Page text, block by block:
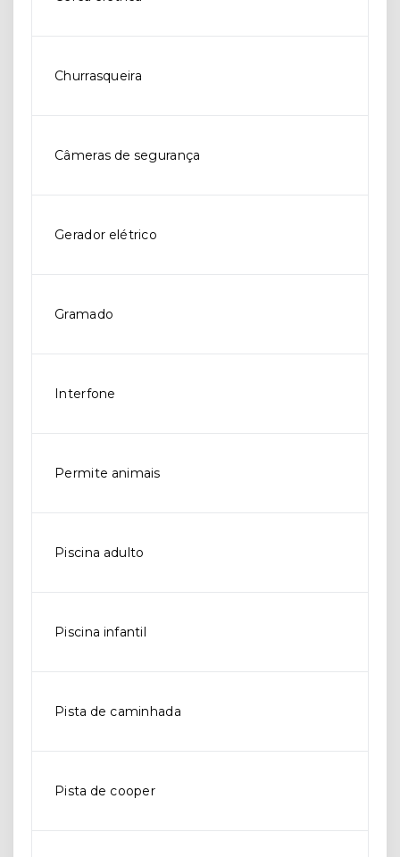
Churrasqueira
Câmeras de segurança
Gerador elétrico
Gramado
Interfone
Permite animais
Piscina adulto
Piscina infantil
Pista de caminhada
Pista de cooper